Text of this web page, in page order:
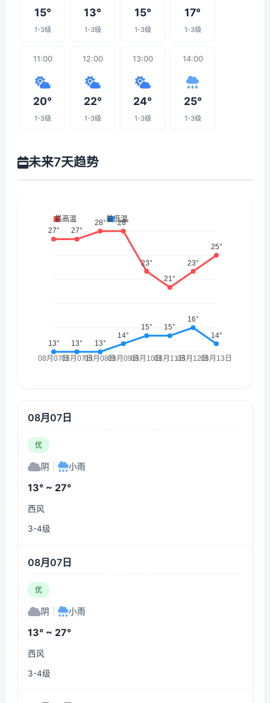
15°
1-3级
13°
1-3级
15°
1-3级
17°
1-3级
11:00
20°
1-3级
12:00
22°
1-3级
13:00
24°
1-3级
14:00
25°
1-3级
未来7天趋势
08月07日
优
阴 小雨
13° ~ 27°
西风
3-4级
08月07日
优
阴 小雨
13° ~ 27°
西风
3-4级